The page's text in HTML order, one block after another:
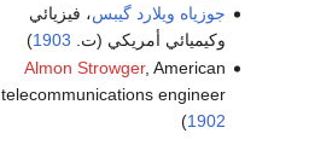
جوزياه ويلارد گيبس، فيزيائي
وكيميائي أمريكي (ت. 1903
)
Almon Strowger, American
telecommunications engineer (ت.
1902
)